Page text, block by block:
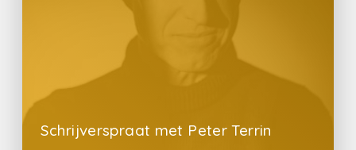
Schrijverspraat met Peter Terrin